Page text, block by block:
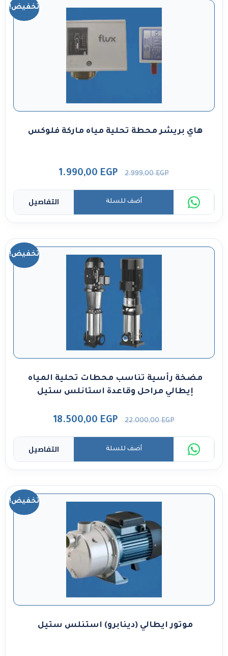
تخفيض!
هاي بريشر محطة تحلية مياه ماركة فلوكس
2.999,00EGP
1.990,00 EGP
التفاصيل أضف للسلة
تخفيض!
مضخة رأسية تناسب محطات تحلية المياه
إيطالي مراحل وقاعدة استانلس ستيل
22.000,00EGP
18.500,00 EGP
التفاصيل أضف للسلة
تخفيض!
موتور ايطالي (دينابرو) استنلس ستيل